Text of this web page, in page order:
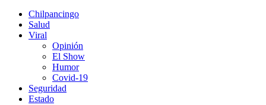
Chilpancingo
Salud
Viral
Opinión
El Show
Humor
Covid-19
Seguridad
Estado